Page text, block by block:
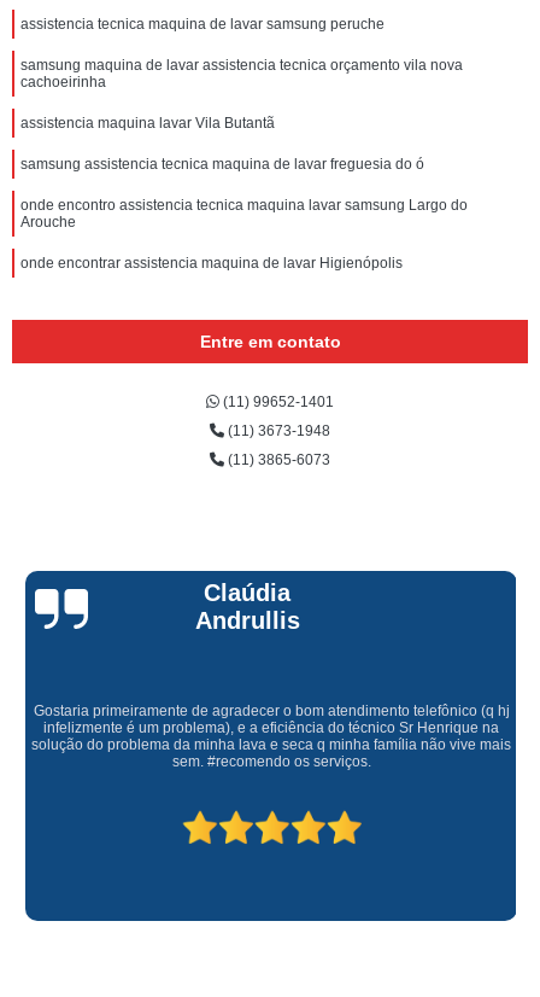
assistencia tecnica maquina de lavar samsung peruche
samsung maquina de lavar assistencia tecnica orçamento vila nova
cachoeirinha
assistencia maquina lavar Vila Butantã
samsung assistencia tecnica maquina de lavar freguesia do ó
onde encontro assistencia tecnica maquina lavar samsung Largo do
Arouche
onde encontrar assistencia maquina de lavar Higienópolis
Entre em contato
(11) 99652-1401
(11) 3673-1948
(11) 3865-6073
Claúdia
Andrullis
Gostaria primeiramente de agradecer o bom atendimento telefônico (q hj
infelizmente é um problema), e a eficiência do técnico Sr Henrique na
solução do problema da minha lava e seca q minha família não vive mais
sem. #recomendo os serviços.